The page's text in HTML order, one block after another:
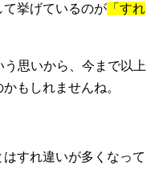
て挙げているのが 「すれ
う思いから、今まで以上
もしれませんね。
すれ違いが多くなって